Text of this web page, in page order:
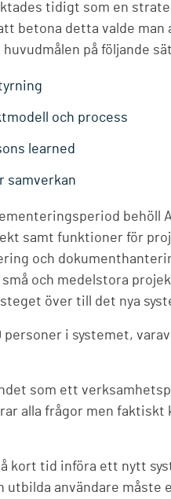
tidigt som en
betona detta valde man
på följande
och process
learned
samverkan
behöll
samt funktioner för
och
och medelstora
över till det nya
personer i systemet,
som ett
alla frågor men faktiskt
kort tid införa ett nytt
utbilda användare måste